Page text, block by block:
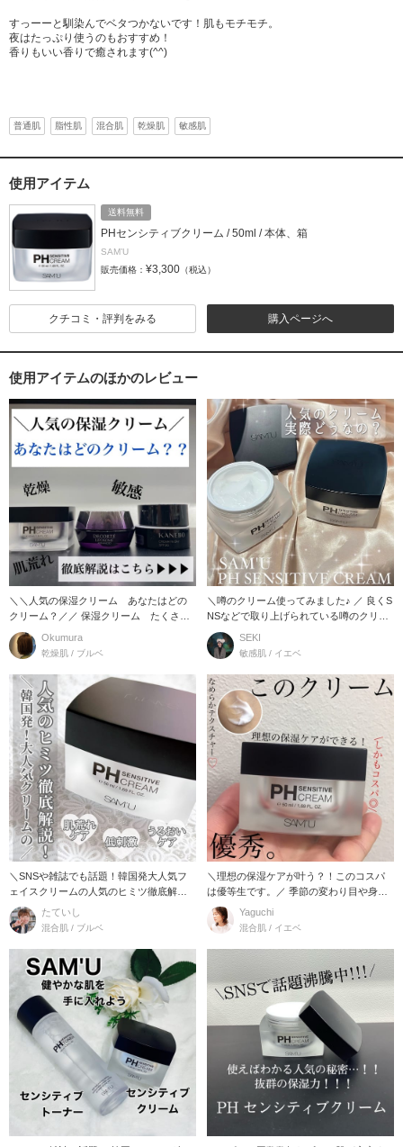
すっーーと馴染んでベタつかないです！肌もモチモチ。
夜はたっぷり使うのもおすすめ！
香りもいい香りで癒されます(^^)
普通肌 脂性肌 混合肌 乾燥肌 敏感肌
使用アイテム
送料無料
PHセンシティブクリーム / 50ml / 本体、箱
SAM’U
販売価格： ¥3,300 （税込）
購入ページへ
クチコミ・評判をみる
使用アイテムのほかのレビュー
＼＼人気の保湿クリーム あなたはどの
クリーム？／／ 保湿クリーム たくさん
あってどれがい
Okumura
乾燥肌 / ブルベ
＼噂のクリーム使ってみました♪ ／ 良くS
NSなどで取り上げられている噂のクリー
厶
SEKI
敏感肌 / イエベ
＼SNSや雑誌でも話題！韓国発大人気フ
ェイスクリームの人気のヒミツ徹底解説
してみました★／
たていし
混合肌 / ブルベ
＼理想の保湿ケアが叶う？！このコスパ
は優等生です。／ 季節の変わり目や身体
の変化など
Yaguchi
混合肌 / イエベ